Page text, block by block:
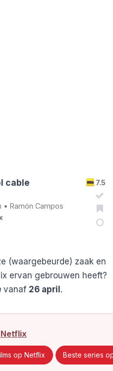
7.5
cable
• Ramón Campos
(waargebeurde) zaak en
ervan gebrouwen heeft?
vanaf 26 april .
Netflix
op Netflix Beste series